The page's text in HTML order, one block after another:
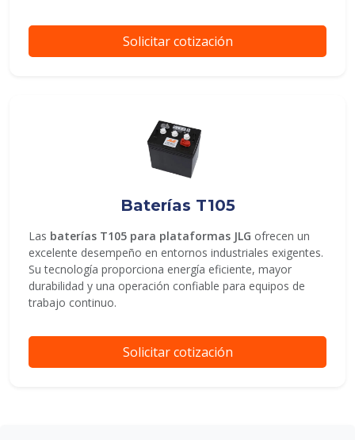
Solicitar cotización
Baterías T105
Las baterías T105 para plataformas JLG ofrecen un
excelente desempeño en entornos industriales exigentes.
Su tecnología proporciona energía eficiente, mayor
durabilidad y una operación confiable para equipos de
trabajo continuo.
Solicitar cotización